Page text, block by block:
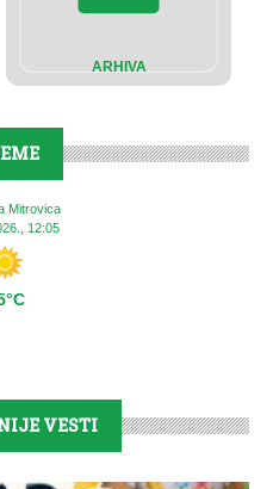
ARHIVA
Mitrovica
12:05
VESTI